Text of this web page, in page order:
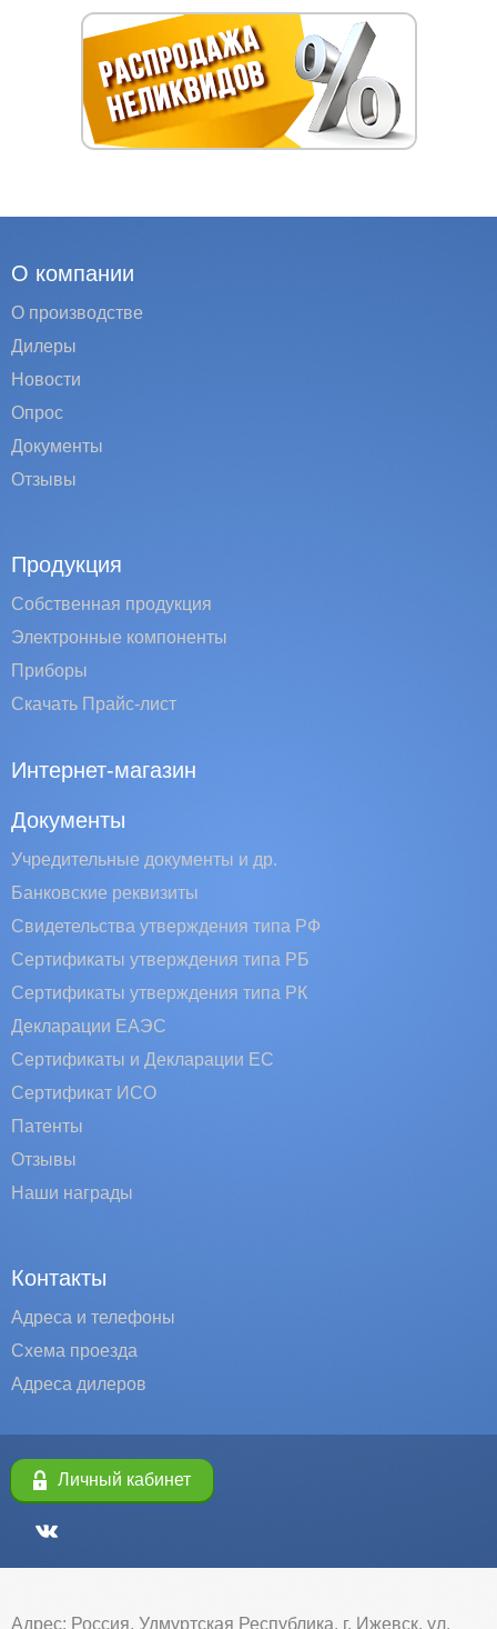
О компании
О производстве
Дилеры
Новости
Опрос
Документы
Отзывы
Продукция
Собственная продукция
Электронные компоненты
Приборы
Скачать Прайс-лист
Интернет-магазин
Документы
Учредительные документы и др.
Банковские реквизиты
Свидетельства утверждения типа РФ
Сертификаты утверждения типа РБ
Сертификаты утверждения типа РК
Декларации ЕАЭС
Сертификаты и Декларации EC
Сертификат ИСО
Патенты
Отзывы
Наши награды
Контакты
Адреса и телефоны
Схема проезда
Адреса дилеров
Личный кабинет
Адрес: Россия, Удмуртская Республика, г. Ижевск, ул.